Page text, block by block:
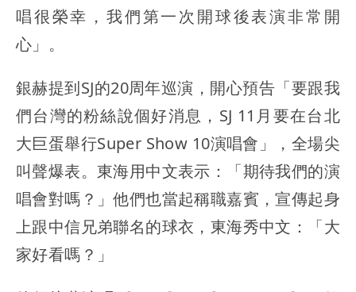
唱很榮幸，我們第一次開球後表演非常開
心」。
銀赫提到SJ的20周年巡演，開心預告「要跟我
們台灣的粉絲說個好消息，SJ 11月要在台北
大巨蛋舉行Super Show 10演唱會」，全場尖
叫聲爆表。東海用中文表示：「期待我們的演
唱會對嗎？」他們也當起稱職嘉賓，宣傳起身
上跟中信兄弟聯名的球衣，東海秀中文：「大
家好看嗎？」